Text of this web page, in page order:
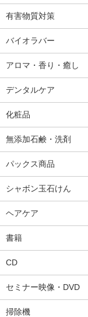
有害物質対策
バイオラバー
アロマ・香り・癒し
デンタルケア
化粧品
無添加石鹸・洗剤
パックス商品
シャボン玉石けん
ヘアケア
書籍
CD
セミナー映像・DVD
掃除機